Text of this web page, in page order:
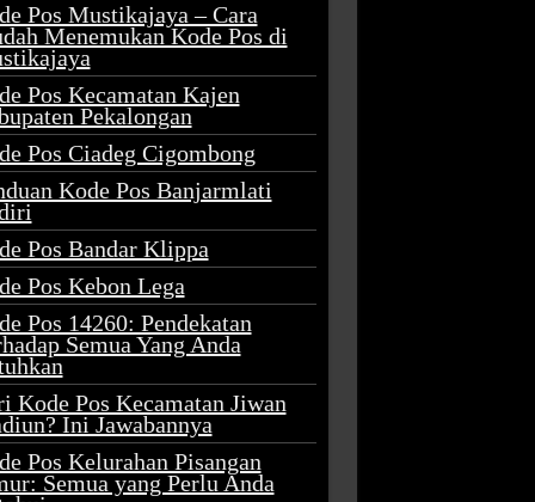
Pos Mustikajaya – Cara
Menemukan Kode Pos di
Pos Kecamatan Kajen
Pekalongan
Pos Ciadeg Cigombong
Kode Pos Banjarmlati
Pos Bandar Klippa
Pos Kebon Lega
Pos 14260: Pendekatan
Semua Yang Anda
Kode Pos Kecamatan Jiwan
Ini Jawabannya
Pos Kelurahan Pisangan
Semua yang Perlu Anda